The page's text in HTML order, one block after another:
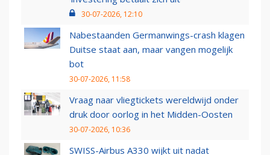
30-07-2026, 12:10
Nabestaanden Germanwings-crash klagen
Duitse staat aan, maar vangen mogelijk
bot
30-07-2026, 11:58
Vraag naar vliegtickets wereldwijd onder
druk door oorlog in het Midden-Oosten
30-07-2026, 10:36
SWISS-Airbus A330 wijkt uit nadat